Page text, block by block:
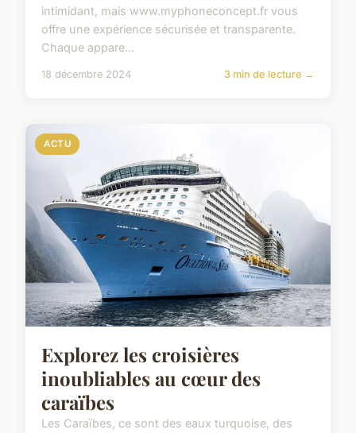
intimidant, mais www.myphoneconcept.fr vous
offre une expérience sécurisée et transparente.
Chaque appare...
18 décembre 2024 3 min de lecture →
ACTU
Explorez les croisières
inoubliables au cœur des
caraïbes
Les Caraïbes, ce sont des eaux turquoise, des